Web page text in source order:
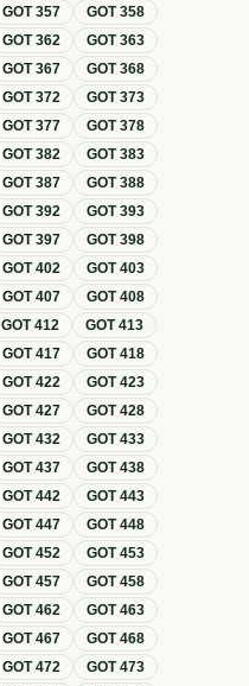
GOT357 GOT358
GOT362 GOT363
GOT367 GOT368
GOT372 GOT373
GOT377 GOT378
GOT382 GOT383
GOT387 GOT388
GOT392 GOT393
GOT397 GOT398
GOT402 GOT403
GOT407 GOT408
GOT412 GOT413
GOT417 GOT418
GOT422 GOT423
GOT427 GOT428
GOT432 GOT433
GOT437 GOT438
GOT442 GOT443
GOT447 GOT448
GOT452 GOT453
GOT457 GOT458
GOT462 GOT463
GOT467 GOT468
GOT472 GOT473